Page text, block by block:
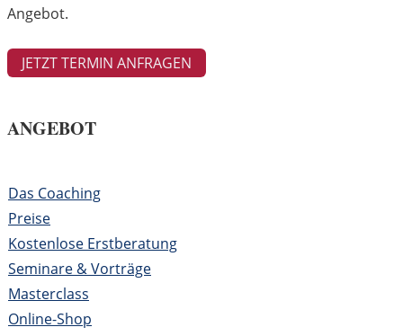
Angebot.
JETZT TERMIN ANFRAGEN
ANGEBOT
Das Coaching
Preise
Kostenlose Erstberatung
Seminare & Vorträge
Masterclass
Online-Shop